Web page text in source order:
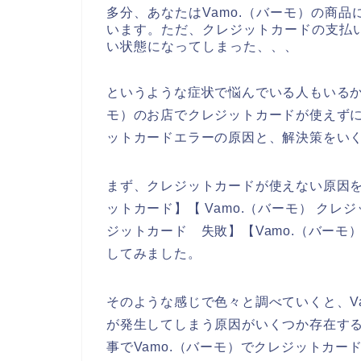
多分、あなたはVamo.（バーモ）の商品
います。ただ、クレジットカードの支
い状態になってしまった、、、
というような症状で悩んでいる人もいる
モ）のお店でクレジットカードが使えず
ットカードエラーの原因と、解決策をい
まず、クレジットカードが使えない原因
ットカード】【 Vamo.（バーモ） クレ
ジットカード 失敗】【Vamo.（バーモ
してみました。
そのような感じで色々と調べていくと、
が発生してしまう原因がいくつか存在す
事でVamo.（バーモ）でクレジットカー